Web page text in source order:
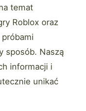
temat
Roblox oraz
sposób. Naszą
informacji i
unikać